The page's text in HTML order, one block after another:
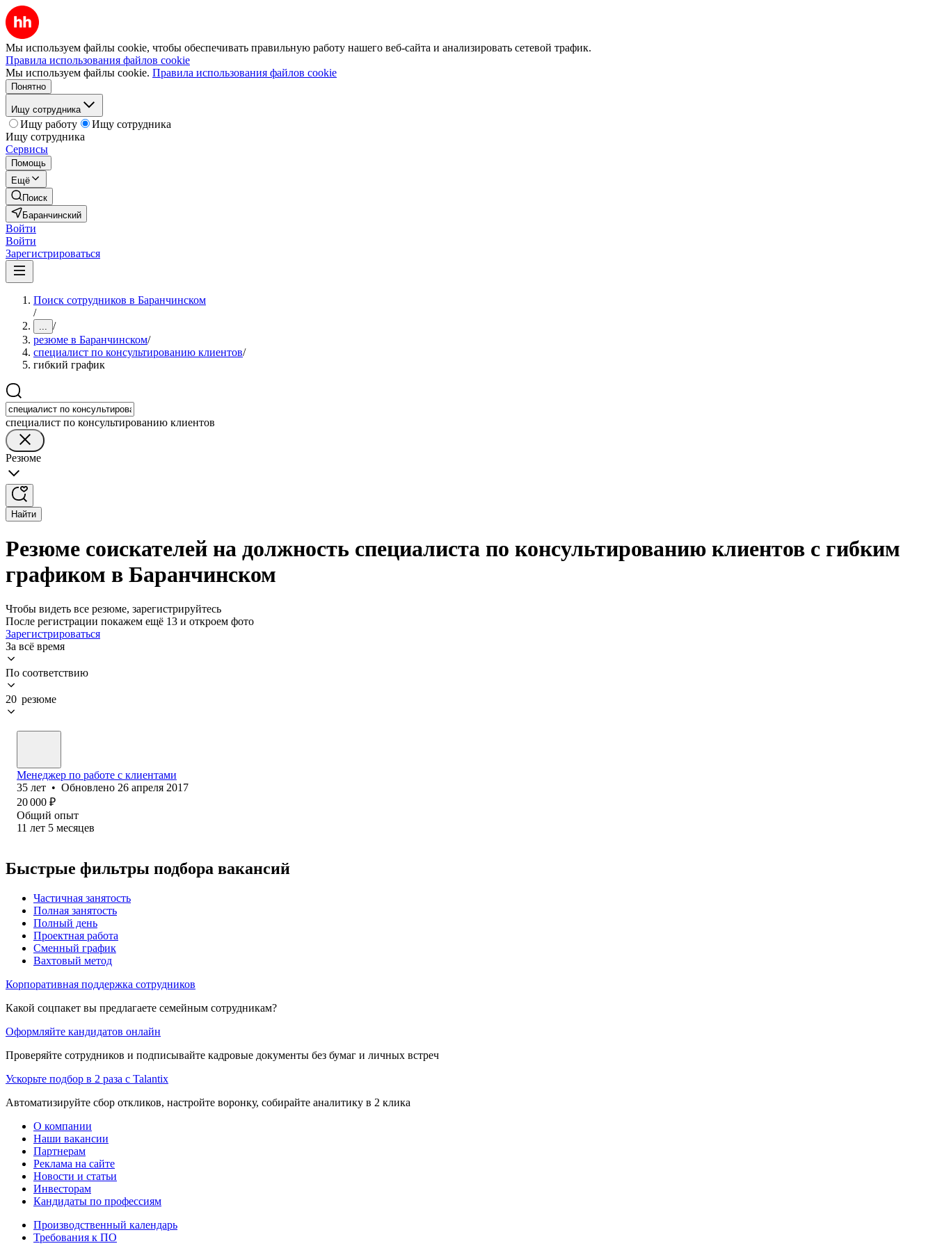
Мы используем файлы cookie, чтобы обеспечивать правильную работу нашего веб-сайта и анализировать сетевой трафик.
Правила использования файлов cookie
Мы используем файлы cookie. Правила использования файлов cookie
Понятно
Ищу сотрудника
Ищу работу
Ищу сотрудника
Ищу сотрудника
Сервисы
Помощь
Ещё
Поиск
Баранчинский
Войти
Войти
Зарегистрироваться
Поиск сотрудников в Баранчинском
/
... /
резюме в Баранчинском/
специалист по консультированию клиентов/
гибкий график
специалист по консультированию клиентов
Резюме
Найти
Резюме соискателей на должность специалиста по консультированию клиентов с гибким
графиком в Баранчинском
Чтобы видеть все резюме, зарегистрируйтесь
После регистрации покажем ещё 13 и откроем фото
Зарегистрироваться
За всё время
По соответствию
20 резюме
Менеджер по работе с клиентами
35 лет • Обновлено 26 апреля 2017
20 000 ₽
Общий опыт
11 лет 5 месяцев
Быстрые фильтры подбора вакансий
Частичная занятость
Полная занятость
Полный день
Проектная работа
Сменный график
Вахтовый метод
Корпоративная поддержка сотрудников
Какой соцпакет вы предлагаете семейным сотрудникам?
Оформляйте кандидатов онлайн
Проверяйте сотрудников и подписывайте кадровые документы без бумаг и личных встреч
Ускорьте подбор в 2 раза с Talantix
Автоматизируйте сбор откликов, настройте воронку, собирайте аналитику в 2 клика
О компании
Наши вакансии
Партнерам
Реклама на сайте
Новости и статьи
Инвесторам
Кандидаты по профессиям
Производственный календарь
Требования к ПО